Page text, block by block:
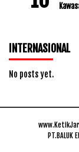
INTERNASIONAL
No posts yet.
PT.BALUK